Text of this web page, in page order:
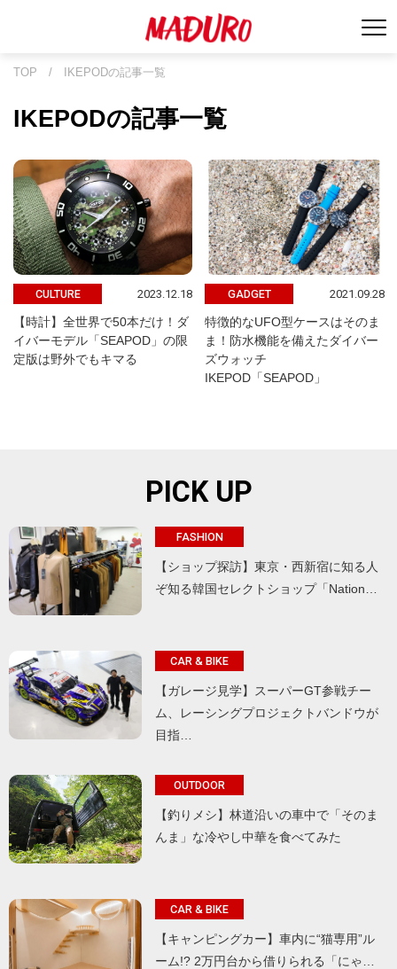
TOP / IKEPODの記事一覧
IKEPODの記事一覧
CULTURE 2023.12.18
【時計】全世界で50本だけ！ダ
イバーモデル「SEAPOD」の限
定版は野外でもキマる
GADGET 2021.09.28
特徴的なUFO型ケースはそのま
ま！防水機能を備えたダイバー
ズウォッチ
IKEPOD「SEAPOD」
PICK UP
FASHION
【ショップ探訪】東京・西新宿に知る人
ぞ知る韓国セレクトショップ「Nation…
CAR & BIKE
【ガレージ見学】スーパーGT参戦チー
ム、レーシングプロジェクトバンドウが
目指…
OUTDOOR
【釣りメシ】林道沿いの車中で「そのま
んま」な冷やし中華を食べてみた
CAR & BIKE
【キャンピングカー】車内に“猫専用”ル
ーム!? 2万円台から借りられる「にゃ…